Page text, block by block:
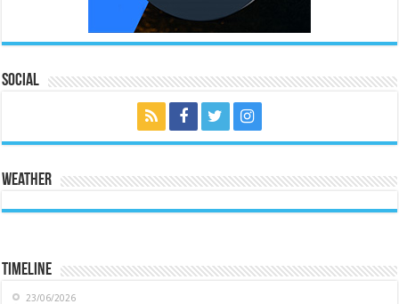
Social
Weather
Timeline
23/06/2026